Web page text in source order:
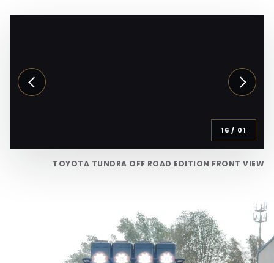
01
/
16
TOYOTA TUNDRA OFF ROAD EDITION FRONT VIEW